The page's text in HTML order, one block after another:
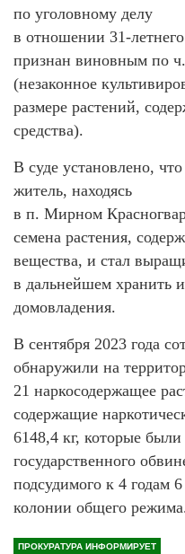
по уголовному делу
в отношении 31-
признан виновным по
(незаконное
размере растений,
средства).
В суде установлено,
житель, находясь
в п. Мирном
семена растения,
вещества, и стал
в дальнейшем хранить
домовладения.
В сентября 2023 года
обнаружили на
21 наркосодержащее
содержащие
6148,4 кг, которые
государственного
подсудимого к 4 годам
колонии общего
ПРОКУРАТУРА ИНФОРМИРУЕТ